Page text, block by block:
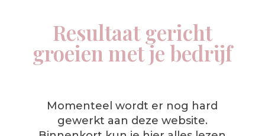
Resultaat gericht
groeien met je bedrijf
Momenteel wordt er nog hard
gewerkt aan deze website.